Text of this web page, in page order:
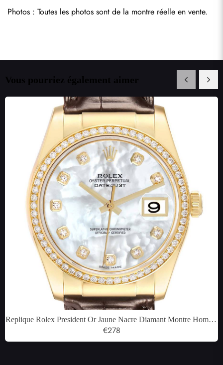
Photos : Toutes les photos sont de la montre réelle en vente.
Vous pourriez également aimer
Replique Rolex President Or Jaune Nacre Diamant Montre Homme
116188
€278